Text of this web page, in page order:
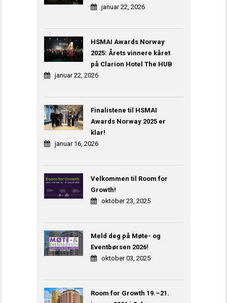
januar 22, 2026
HSMAI Awards Norway
2025: Årets vinnere kåret
på Clarion Hotel The HUB
januar 22, 2026
Finalistene til HSMAI
Awards Norway 2025 er
klar!
januar 16, 2026
Velkommen til Room for
Growth!
oktober 23, 2025
Meld deg på Møte- og
Eventbørsen 2026!
oktober 03, 2025
Room for Growth 19.–21.